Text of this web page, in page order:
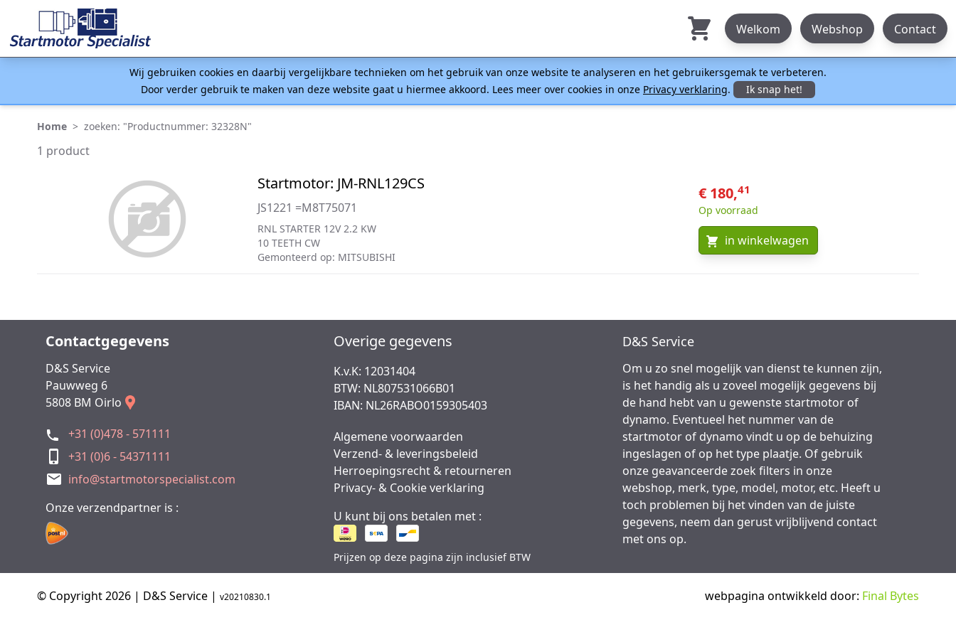
Welkom Webshop Contact
Wij gebruiken cookies en daarbij vergelijkbare technieken om het gebruik van onze website te analyseren en het gebruikersgemak te verbeteren.
Door verder gebruik te maken van deze website gaat u hiermee akkoord. Lees meer over cookies in onze Privacy verklaring. Ik snap het!
Home > zoeken: "Productnummer: 32328N"
1 product
Startmotor: JM-RNL129CS
JS1221 =M8T75071
RNL STARTER 12V 2.2 KW
10 TEETH CW
Gemonteerd op: MITSUBISHI
€ 180,41
Op voorraad
in winkelwagen
Contactgegevens
D&S Service
Pauwweg 6
5808 BM Oirlo
+31 (0)478 - 571111
+31 (0)6 - 54371111
info@startmotorspecialist.com
Onze verzendpartner is :
Overige gegevens
K.v.K: 12031404
BTW: NL807531066B01
IBAN: NL26RABO0159305403
Algemene voorwaarden
Verzend- & leveringsbeleid
Herroepingsrecht & retourneren
Privacy- & Cookie verklaring
U kunt bij ons betalen met :
Prijzen op deze pagina zijn inclusief BTW
D&S Service
Om u zo snel mogelijk van dienst te kunnen zijn,
is het handig als u zoveel mogelijk gegevens bij
de hand hebt van u gewenste startmotor of
dynamo. Eventueel het nummer van de
startmotor of dynamo vindt u op de behuizing
ingeslagen of op het type plaatje. Of gebruik
onze geavanceerde zoek filters in onze
webshop, merk, type, model, motor, etc. Heeft u
toch problemen bij het vinden van de juiste
gegevens, neem dan gerust vrijblijvend contact
met ons op.
© Copyright 2026 | D&S Service | v20210830.1 webpagina ontwikkeld door: Final Bytes